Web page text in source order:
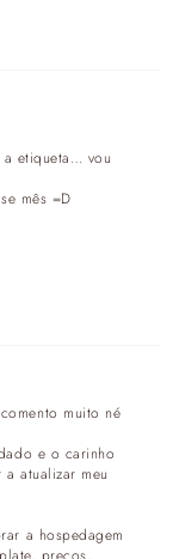
etiqueta… vou
mês =D
muito né
e o carinho
atualizar meu
a hospedagem